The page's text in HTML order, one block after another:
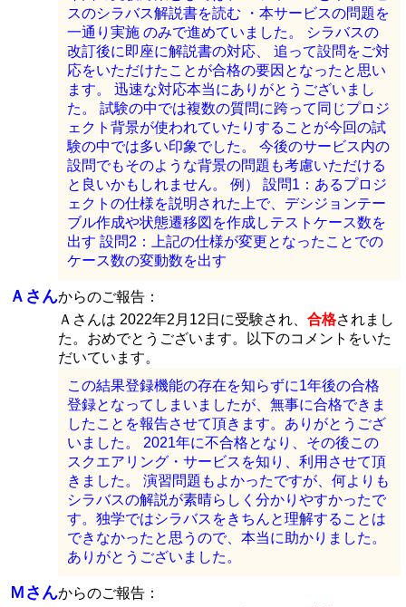
スのシラバス解説書を読む ・本サービスの問題を
一通り実施 のみで進めていました。 シラバスの
改訂後に即座に解説書の対応、 追って設問をご対
応をいただけたことが合格の要因となったと思い
ます。 迅速な対応本当にありがとうございまし
た。 試験の中では複数の質問に跨って同じプロジ
ェクト背景が使われていたりすることが今回の試
験の中では多い印象でした。 今後のサービス内の
設問でもそのような背景の問題も考慮いただける
と良いかもしれません。 例） 設問1：あるプロジ
ェクトの仕様を説明された上で、デシジョンテー
ブル作成や状態遷移図を作成しテストケース数を
出す 設問2：上記の仕様が変更となったことでの
ケース数の変動数を出す
Ａさんからのご報告：
Ａさんは 2022年2月12日に受験され、 合格されまし
た。おめでとうございます。以下のコメントをいた
だいています。
この結果登録機能の存在を知らずに1年後の合格
登録となってしまいましたが、無事に合格できま
したことを報告させて頂きます。ありがとうござ
いました。 2021年に不合格となり、その後この
スクエアリング・サービスを知り、利用させて頂
きました。 演習問題もよかったですが、何よりも
シラバスの解説が素晴らしく分かりやすかったで
す。独学ではシラバスをきちんと理解することは
できなかったと思うので、本当に助かりました。
ありがとうございました。
Ｍさんからのご報告：